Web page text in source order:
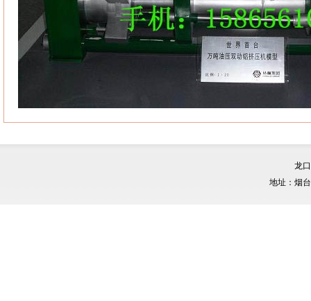
龙
地址：烟